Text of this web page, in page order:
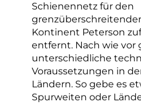
Schienennetz für den
Kontinent Peterson
entfernt. Nach wie vor
unterschiedliche
Voraussetzungen in
Ländern. So gebe es
Spurweiten oder